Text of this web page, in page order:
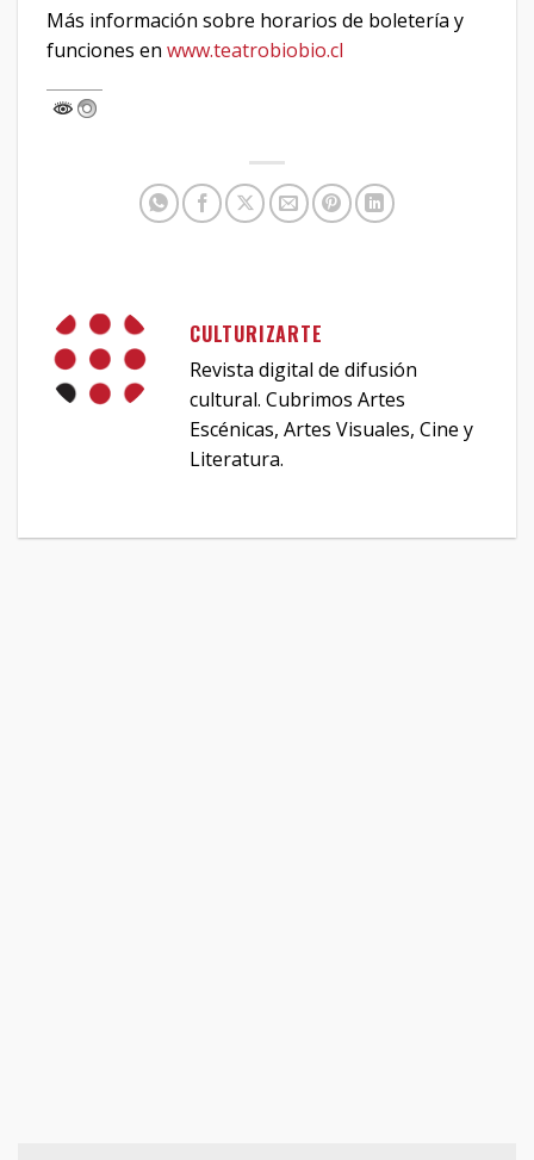
Más información sobre horarios de boletería y
funciones en www.teatrobiobio.cl
CULTURIZARTE
Revista digital de difusión
cultural. Cubrimos Artes
Escénicas, Artes Visuales, Cine y
Literatura.